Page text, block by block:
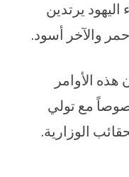
يرتدين
والآخر أسود.
هذه الأوامر
مع تولي
الوزارية.